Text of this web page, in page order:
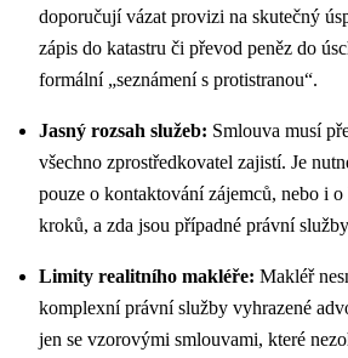
doporučují vázat provizi na skutečný
zápis do katastru či převod peněz do
formální „seznámení s protistranou“.
Jasný rozsah služeb: Smlouva musí
všechno zprostředkovatel zajistí. Je
pouze o kontaktování zájemců, nebo i
kroků, a zda jsou případné právní
Limity realitního makléře: Makléř
komplexní právní služby vyhrazené
jen se vzorovými smlouvami, které